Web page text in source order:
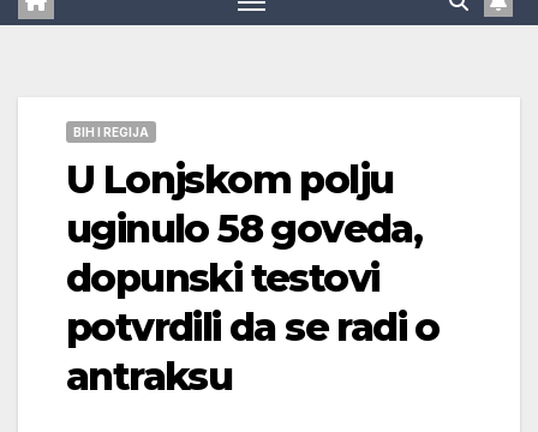
BIH I REGIJA
U Lonjskom polju
uginulo 58 goveda,
dopunski testovi
potvrdili da se radi o
antraksu